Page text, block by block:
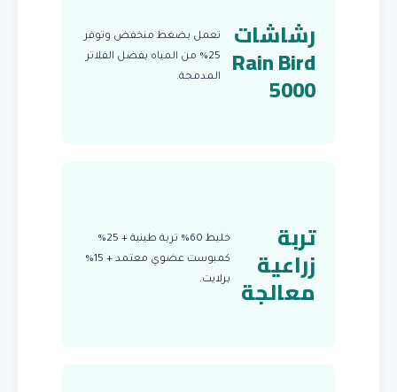
رشاشات
Rain Bird
5000
تعمل بضغط منخفض وتوفر
25% من المياه بفضل الفلاتر
المدمجة.
تربة
زراعية
معالجة
خليط 60% تربة طينية + 25%
كمبوست عضوي معتمد + 15%
برلايت.